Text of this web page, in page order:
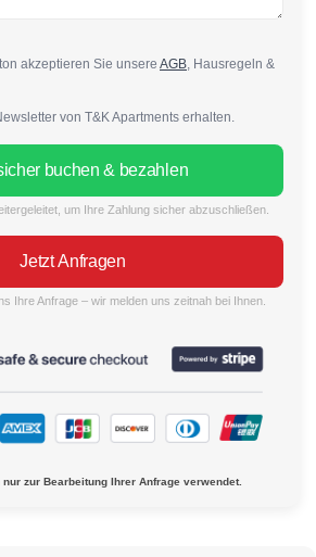
akzeptieren Sie unsere AGB, Hausregeln &
von T&K Apartments erhalten.
buchen & bezahlen
um Ihre Zahlung sicher abzuschließen.
Jetzt Anfragen
Ihre Anfrage – wir melden uns zeitnah bei Ihnen.
zur Bearbeitung Ihrer Anfrage verwendet.